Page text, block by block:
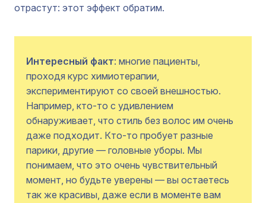
отрастут: этот эффект обратим.
Интересный факт: многие пациенты,
проходя курс химиотерапии,
экспериментируют со своей внешностью.
Например, кто-то с удивлением
обнаруживает, что стиль без волос им очень
даже подходит. Кто-то пробует разные
парики, другие — головные уборы. Мы
понимаем, что это очень чувствительный
момент, но будьте уверены — вы остаетесь
так же красивы, даже если в моменте вам